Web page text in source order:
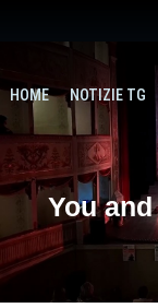
HOME NOTIZIE TG
You